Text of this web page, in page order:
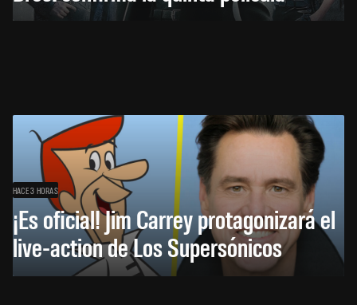
HACE 3 HORAS
¡Es oficial! Jim Carrey protagonizará el
live-action de Los Supersónicos